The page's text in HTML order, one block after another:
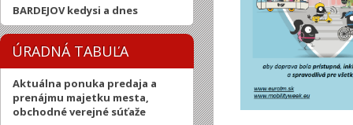
BARDEJOV kedysi a dnes
ÚRADNÁ TABUĽA
Aktuálna ponuka predaja a
prenájmu majetku mesta,
obchodné verejné súťaže